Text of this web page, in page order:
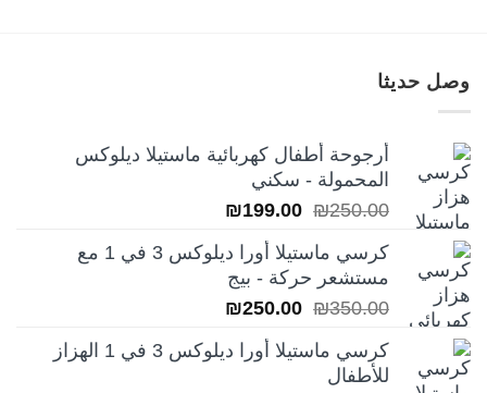
وصل حديثا
أرجوحة أطفال كهربائية ماستيلا ديلوكس
المحمولة - سكني
₪250.00
السعر
هو:
₪250.00.
₪199.00
هو:
كرسي ماستيلا أورا ديلوكس 3 في 1 مع
مستشعر حركة - بيج
₪350.00
السعر
هو:
₪250.00
هو:
كرسي ماستيلا أورا ديلوكس 3 في 1 الهزاز
للأطفال